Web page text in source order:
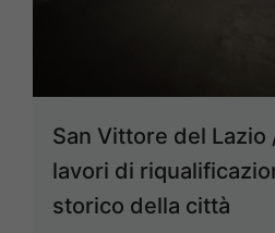
San Vittore del Lazio
lavori di
storico della città